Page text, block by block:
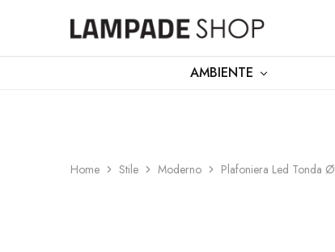
PER ASSISTENZA LUN–VEN
Lampadeshop
AMBIENTE
Home Stile Moderno Plafoniera Led Tonda